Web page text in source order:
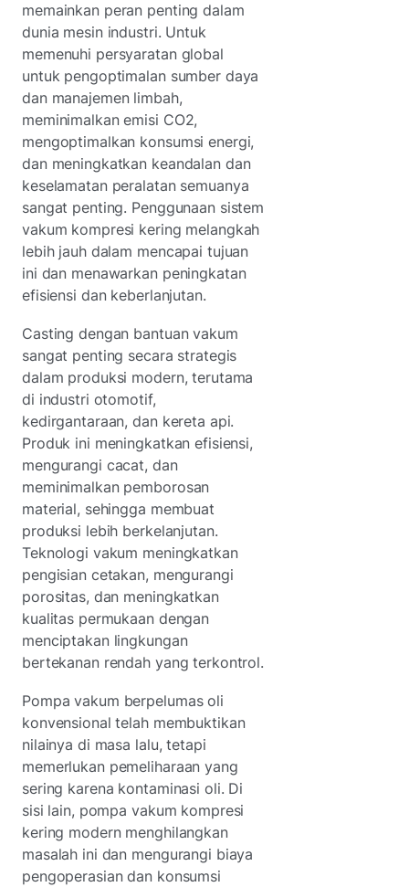
memainkan peran penting dalam
dunia mesin industri. Untuk
memenuhi persyaratan global
untuk pengoptimalan sumber daya
dan manajemen limbah,
meminimalkan emisi CO2,
mengoptimalkan konsumsi energi,
dan meningkatkan keandalan dan
keselamatan peralatan semuanya
sangat penting. Penggunaan sistem
vakum kompresi kering melangkah
lebih jauh dalam mencapai tujuan
ini dan menawarkan peningkatan
efisiensi dan keberlanjutan.
Casting dengan bantuan vakum
sangat penting secara strategis
dalam produksi modern, terutama
di industri otomotif,
kedirgantaraan, dan kereta api.
Produk ini meningkatkan efisiensi,
mengurangi cacat, dan
meminimalkan pemborosan
material, sehingga membuat
produksi lebih berkelanjutan.
Teknologi vakum meningkatkan
pengisian cetakan, mengurangi
porositas, dan meningkatkan
kualitas permukaan dengan
menciptakan lingkungan
bertekanan rendah yang terkontrol.
Pompa vakum berpelumas oli
konvensional telah membuktikan
nilainya di masa lalu, tetapi
memerlukan pemeliharaan yang
sering karena kontaminasi oli. Di
sisi lain, pompa vakum kompresi
kering modern menghilangkan
masalah ini dan mengurangi biaya
pengoperasian dan konsumsi